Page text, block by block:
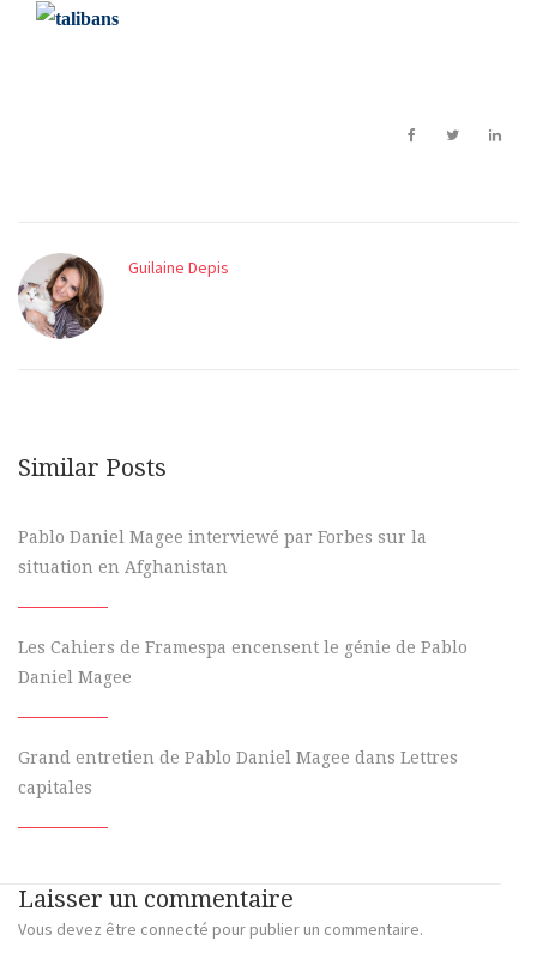
Guilaine Depis
Similar Posts
Pablo Daniel Magee interviewé par Forbes sur la
situation en Afghanistan
Les Cahiers de Framespa encensent le génie de Pablo
Daniel Magee
Grand entretien de Pablo Daniel Magee dans Lettres
capitales
Laisser un commentaire
Vous devez être connecté pour publier un commentaire.